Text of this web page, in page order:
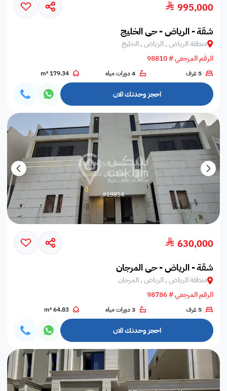
995,000
شقة - الرياض - حي الخليج
منطقة الرياض , الرياض , الخليج
الرقم المرجعي # 98810
5 غرف 4 دورات مياه 179.34 m²
احجز وحدتك الان
630,000
شقة - الرياض - حي المرجان
منطقة الرياض , الرياض , المرجان
الرقم المرجعي # 98786
5 غرف 3 دورات مياه 64.83 m²
احجز وحدتك الان